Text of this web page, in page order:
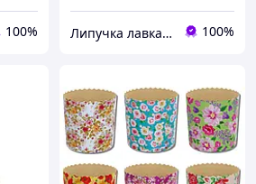
100% Липучка лавка кондитера 100%